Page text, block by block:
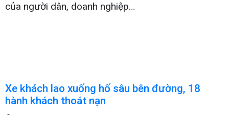
của người dân, doanh nghiệp…
Xe khách lao xuống hố sâu bên đường, 18
hành khách thoát nạn